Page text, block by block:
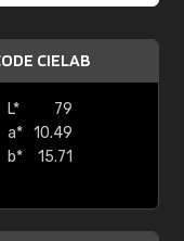
CIELAB
L*
79
a* 10.49
b*
15.71
de voir clairement quels
Il y a plusieurs
Design, etc. On ne
quoi. La livraison s'est
reçu me convient."